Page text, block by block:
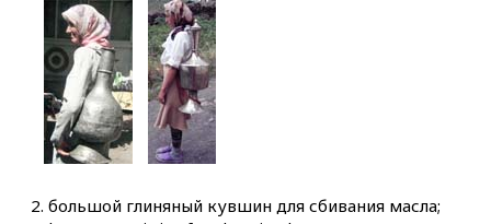
č'ʷi
č'ʷib
č'ʷim
č'ʷin
č'ʷíjt'u
2. большой глиняный кувшин для сбивания масла;